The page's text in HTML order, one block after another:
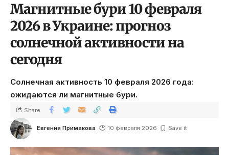
Магнитные бури 10 февраля
2026 в Украине: прогноз
солнечной активности на
сегодня
Солнечная активность 10 февраля 2026 года:
ожидаются ли магнитные бури.
Евгения Примакова 10 февраля 2026
Share